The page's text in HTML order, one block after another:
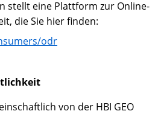
stellt eine Plattform zur Online-
die Sie hier finden:
odr
von der HBI GEO